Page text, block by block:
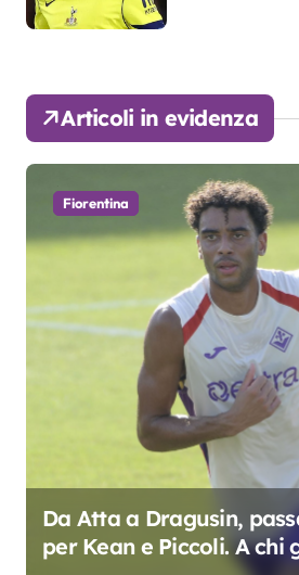
Articoli in evidenza
Fiorentina
Da Atta a Dragusin,
per Kean e Piccoli. A chi